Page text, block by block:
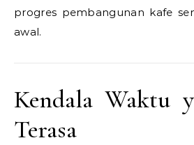
progres pembangunan kafe
awal.
Kendala Waktu
Terasa